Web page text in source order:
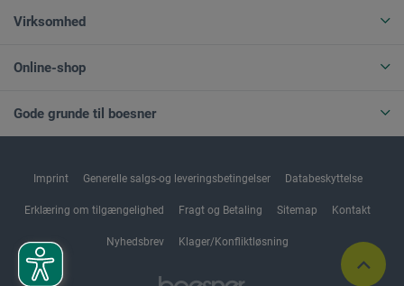
Virksomhed
Online-shop
Gode grunde til boesner
Imprint Generelle salgs-og leveringsbetingelser Databeskyttelse
Erklæring om tilgængelighed Fragt og Betaling Sitemap Kontakt
Nyhedsbrev Klager/Konfliktløsning